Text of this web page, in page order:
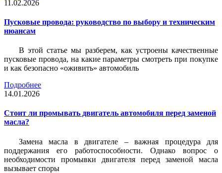
11.02.2026
Пусковые провода: руководство по выбору и техническим
нюансам
В этой статье мы разберем, как устроены качественные
пусковые провода, на какие параметры смотреть при покупке
и как безопасно «оживить» автомобиль
Подробнее
14.01.2026
Стоит ли промывать двигатель автомобиля перед заменой
масла?
Замена масла в двигателе – важная процедура для
поддержания его работоспособности. Однако вопрос о
необходимости промывки двигателя перед заменой масла
вызывает споры